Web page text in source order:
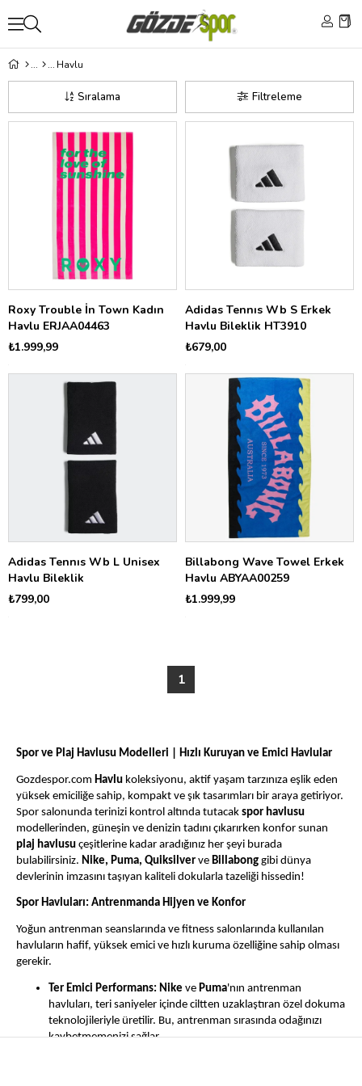
Havlu
Filtreleme
Sıralama
Roxy Trouble İn Town Kadın
Havlu ERJAA04463
₺1.999,99
Adidas Tennıs Wb S Erkek
Havlu Bileklik HT3910
₺679,00
Adidas Tennıs Wb L Unisex
Havlu Bileklik
₺799,00
Billabong Wave Towel Erkek
Havlu ABYAA00259
₺1.999,99
1
Spor ve Plaj Havlusu Modelleri | Hızlı Kuruyan ve Emici Havlular
Gozdespor.com Havlu koleksiyonu, aktif yaşam tarzınıza eşlik eden
yüksek emiciliğe sahip, kompakt ve şık tasarımları bir araya getiriyor.
Spor salonunda terinizi kontrol altında tutacak spor havlusu
modellerinden, güneşin ve denizin tadını çıkarırken konfor sunan
plaj havlusu çeşitlerine kadar aradığınız her şeyi burada
bulabilirsiniz. Nike, Puma, Quiksilver ve Billabong gibi dünya
devlerinin imzasını taşıyan kaliteli dokularla tazeliği hissedin!
Spor Havluları: Antrenmanda Hijyen ve Konfor
Yoğun antrenman seanslarında ve fitness salonlarında kullanılan
havluların hafif, yüksek emici ve hızlı kuruma özelliğine sahip olması
gerekir.
Ter Emici Performans: Nike ve Puma'nın antrenman
havluları, teri saniyeler içinde ciltten uzaklaştıran özel dokuma
teknolojileriyle üretilir. Bu, antrenman sırasında odağınızı
kaybetmemenizi sağlar.